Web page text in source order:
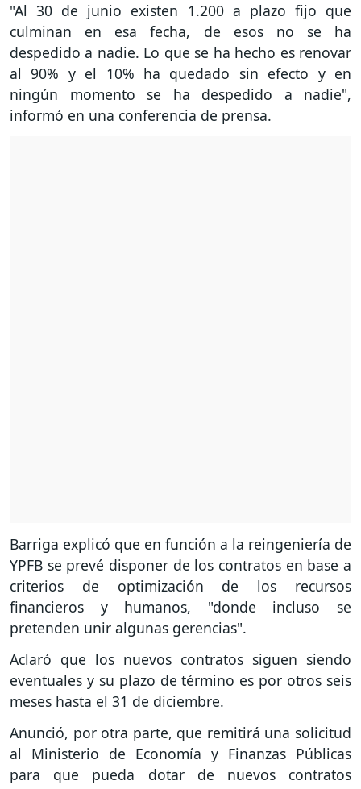
"Al 30 de junio existen 1.200 a plazo fijo que
culminan en esa fecha, de esos no se ha
despedido a nadie. Lo que se ha hecho es renovar
al 90% y el 10% ha quedado sin efecto y en
ningún momento se ha despedido a nadie",
informó en una conferencia de prensa.
Barriga explicó que en función a la reingeniería de
YPFB se prevé disponer de los contratos en base a
criterios de optimización de los recursos
financieros y humanos, "donde incluso se
pretenden unir algunas gerencias".
Aclaró que los nuevos contratos siguen siendo
eventuales y su plazo de término es por otros seis
meses hasta el 31 de diciembre.
Anunció, por otra parte, que remitirá una solicitud
al Ministerio de Economía y Finanzas Públicas
para que pueda dotar de nuevos contratos